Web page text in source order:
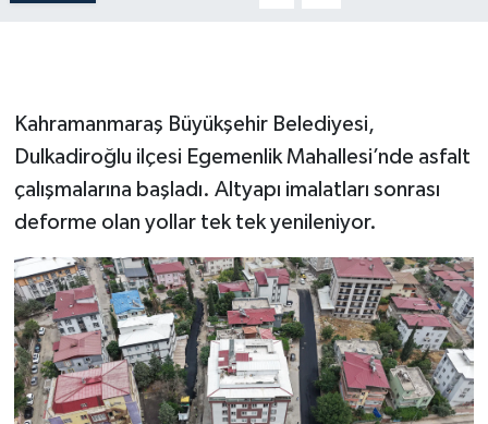
Kahramanmaraş Büyükşehir Belediyesi,
Dulkadiroğlu ilçesi Egemenlik Mahallesi’nde asfalt
çalışmalarına başladı. Altyapı imalatları sonrası
deforme olan yollar tek tek yenileniyor.
MEDYA
SEÇİM 2011
ÜÇÜNCÜ SAYFA
BİLİMNET
Yemek